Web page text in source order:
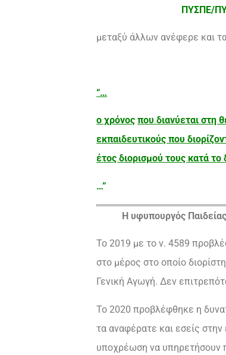
ΠΥΣΠΕ/
μεταξύ άλλων ανέφερε και
“…
ο χρόνος που διανύεται στη
εκπαιδευτικούς που
έτος διορισμού τους κατά
…”
Η υφυπουργός
Το 2019 με το ν. 4589
στο μέρος στο οποίο
Γενική Αγωγή. Δεν
Το 2020 προβλέφθηκε η
τα αναφέρατε και εσείς
υποχρέωση να υπηρετήσουν